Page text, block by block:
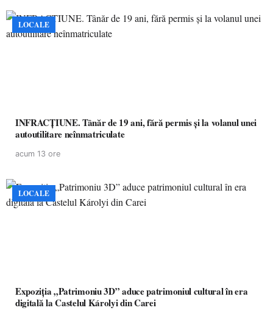
LOCALE
INFRACȚIUNE. Tânăr de 19 ani, fără permis și la volanul unei
autoutilitare neînmatriculate
acum 13 ore
LOCALE
Expoziția „Patrimoniu 3D” aduce patrimoniul cultural în era
digitală la Castelul Károlyi din Carei